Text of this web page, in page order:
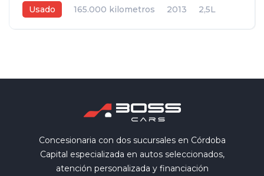
Usado 165.000 kilometros 2013
2,5L
Concesionaria con dos sucursales en Córdoba
Capital especializada en autos seleccionados,
atención personalizada y financiación